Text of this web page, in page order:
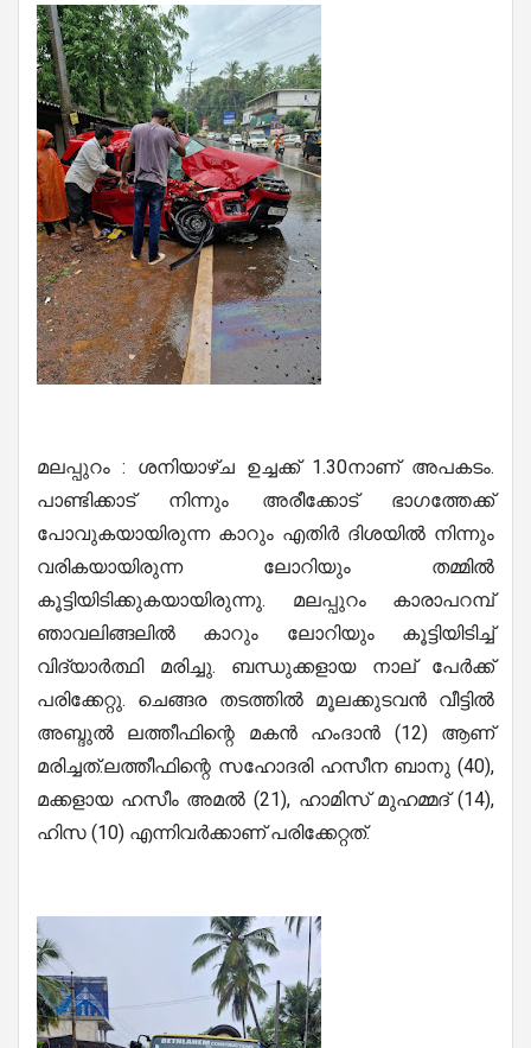
മലപ്പുറം : ശനിയാഴ്ച ഉച്ചക്ക് 1.30നാണ് അപകടം.
പാണ്ടിക്കാട് നിന്നും അരീക്കോട് ഭാഗത്തേക്ക്
പോവുകയായിരുന്ന കാറും എതിർ ദിശയിൽ നിന്നും
വരികയായിരുന്ന ലോറിയും തമ്മിൽ
കൂട്ടിയിടിക്കുകയായിരുന്നു. മലപ്പുറം കാരാപറമ്പ്
ഞാവലിങ്ങലിൽ കാറും ലോറിയും കൂട്ടിയിടിച്ച്
വിദ്യാർത്ഥി മരിച്ചു. ബന്ധുക്കളായ നാല് പേർക്ക്
പരിക്കേറ്റു. ചെങ്ങര തടത്തിൽ മൂലക്കുടവൻ വീട്ടിൽ
അബ്ദുൽ ലത്തീഫിന്റെ മകൻ ഹംദാൻ (12) ആണ്
മരിച്ചത്.ലത്തീഫിന്റെ സഹോദരി ഹസീന ബാനു (40),
മക്കളായ ഹസീം അമൽ (21), ഹാമിസ് മുഹമ്മദ് (14),
ഹിസ (10) എന്നിവർക്കാണ് പരിക്കേറ്റത്.